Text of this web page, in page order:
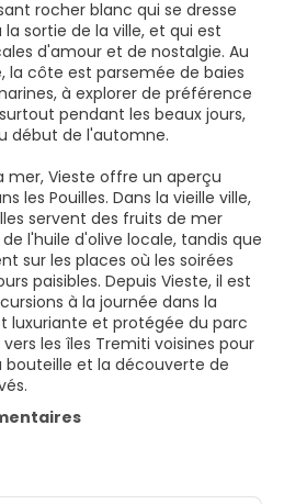
rocher blanc qui se dresse
sortie de la ville, et qui est
d'amour et de nostalgie. Au
la côte est parsemée de baies
à explorer de préférence
pendant les beaux jours,
début de l'automne.
mer, Vieste offre un aperçu
les Pouilles. Dans la vieille ville,
servent des fruits de mer
l'huile d'olive locale, tandis que
sur les places où les soirées
paisibles. Depuis Vieste, il est
à la journée dans la
luxuriante et protégée du parc
les îles Tremiti voisines pour
et la découverte de